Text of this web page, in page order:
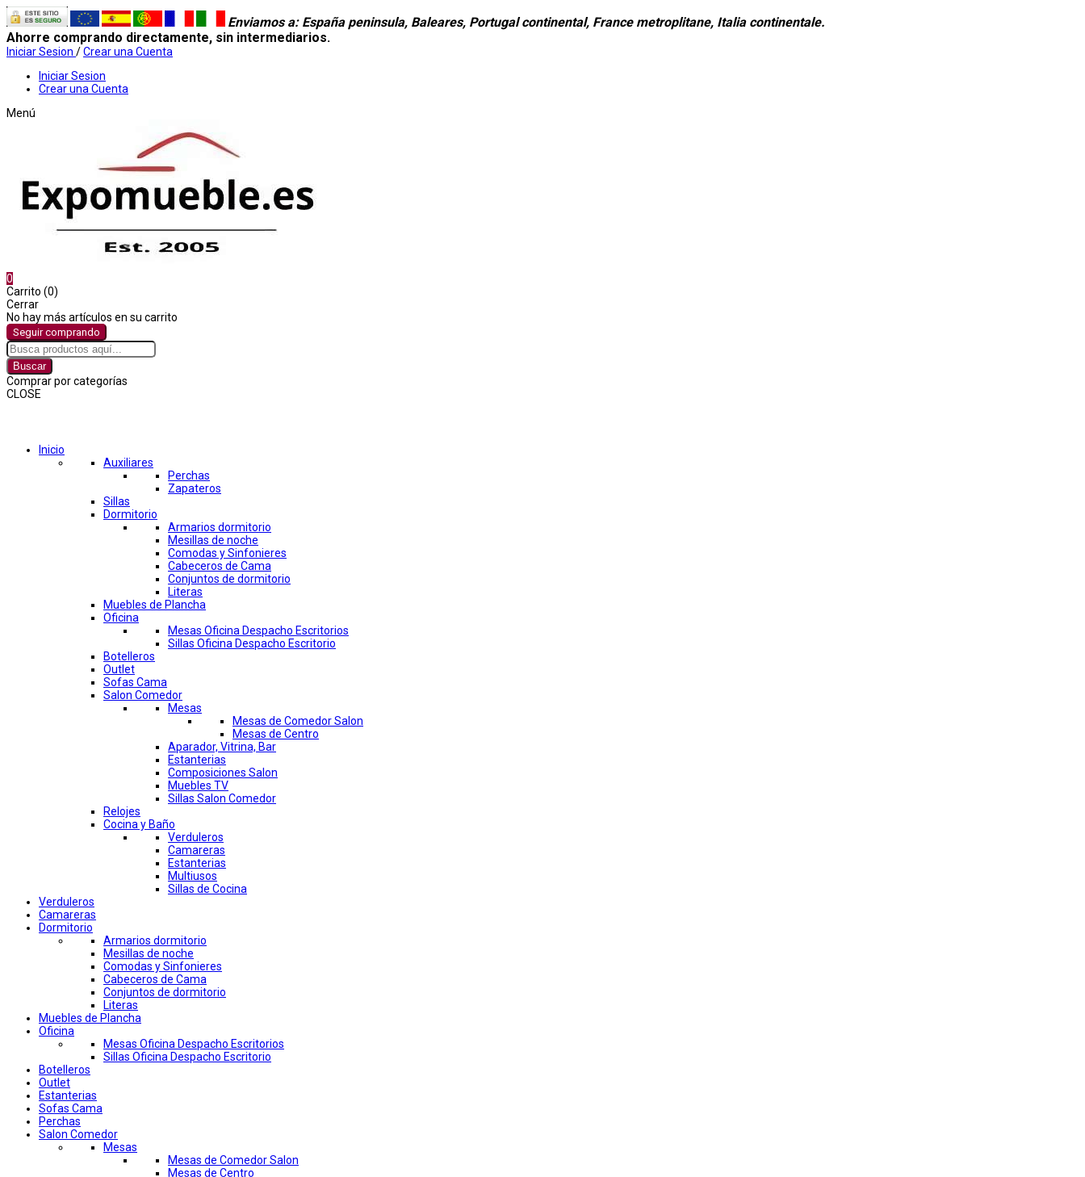
Enviamos a: España peninsula, Baleares, Portugal continental, France metroplitane, Italia continentale.
Ahorre comprando directamente, sin intermediarios.
Iniciar Sesion /Crear una Cuenta
Iniciar Sesion
Crear una Cuenta
Menú
0
Carrito (0)
Cerrar
No hay más artículos en su carrito
Seguir comprando
Buscar
Comprar por categorías
CLOSE
Inicio
Auxiliares
Perchas
Zapateros
Sillas
Dormitorio
Armarios dormitorio
Mesillas de noche
Comodas y Sinfonieres
Cabeceros de Cama
Conjuntos de dormitorio
Literas
Muebles de Plancha
Oficina
Mesas Oficina Despacho Escritorios
Sillas Oficina Despacho Escritorio
Botelleros
Outlet
Sofas Cama
Salon Comedor
Mesas
Mesas de Comedor Salon
Mesas de Centro
Aparador, Vitrina, Bar
Estanterias
Composiciones Salon
Muebles TV
Sillas Salon Comedor
Relojes
Cocina y Baño
Verduleros
Camareras
Estanterias
Multiusos
Sillas de Cocina
Verduleros
Camareras
Dormitorio
Armarios dormitorio
Mesillas de noche
Comodas y Sinfonieres
Cabeceros de Cama
Conjuntos de dormitorio
Literas
Muebles de Plancha
Oficina
Mesas Oficina Despacho Escritorios
Sillas Oficina Despacho Escritorio
Botelleros
Outlet
Estanterias
Sofas Cama
Perchas
Salon Comedor
Mesas
Mesas de Comedor Salon
Mesas de Centro